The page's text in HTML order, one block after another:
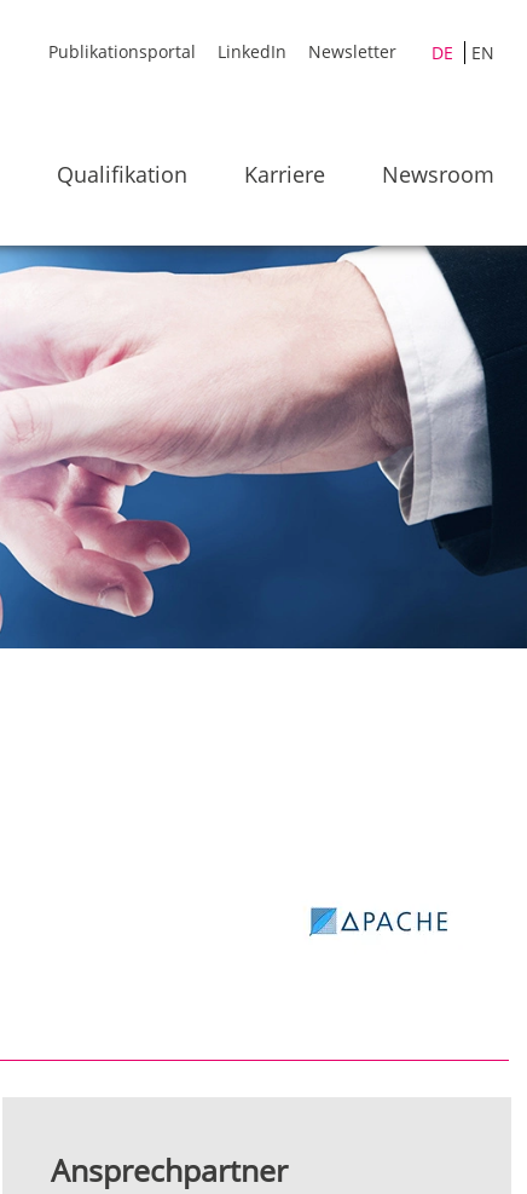
Publikationsportal LinkedIn Newsletter DE EN
Qualifikation Karriere Newsroom
Ansprechpartner